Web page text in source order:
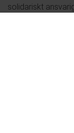
solidariskt